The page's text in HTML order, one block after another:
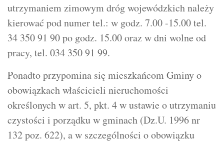
utrzymaniem zimowym dróg wojewódzkich należy
kierować pod numer tel.: w godz. 7.00 -15.00 tel.
34 350 91 90 po godz. 15.00 oraz w dni wolne od
pracy, tel. 034 350 91 99.
Ponadto przypomina się mieszkańcom Gminy o
obowiązkach właścicieli nieruchomości
określonych w art. 5, pkt. 4 w ustawie o utrzymaniu
czystości i porządku w gminach (Dz.U. 1996 nr
132 poz. 622), a w szczególności o obowiązku